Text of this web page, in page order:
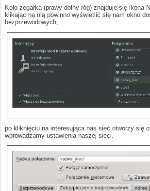
Koło zegarka (prawy dolny róg) znajduje się ikona
klikając na nią powinno wyświetlić się nam okno
bezprzewodowych,
po kliknięciu na interesująca nas sieć otworzy się
wprowadzamy ustawienia naszej sieci.